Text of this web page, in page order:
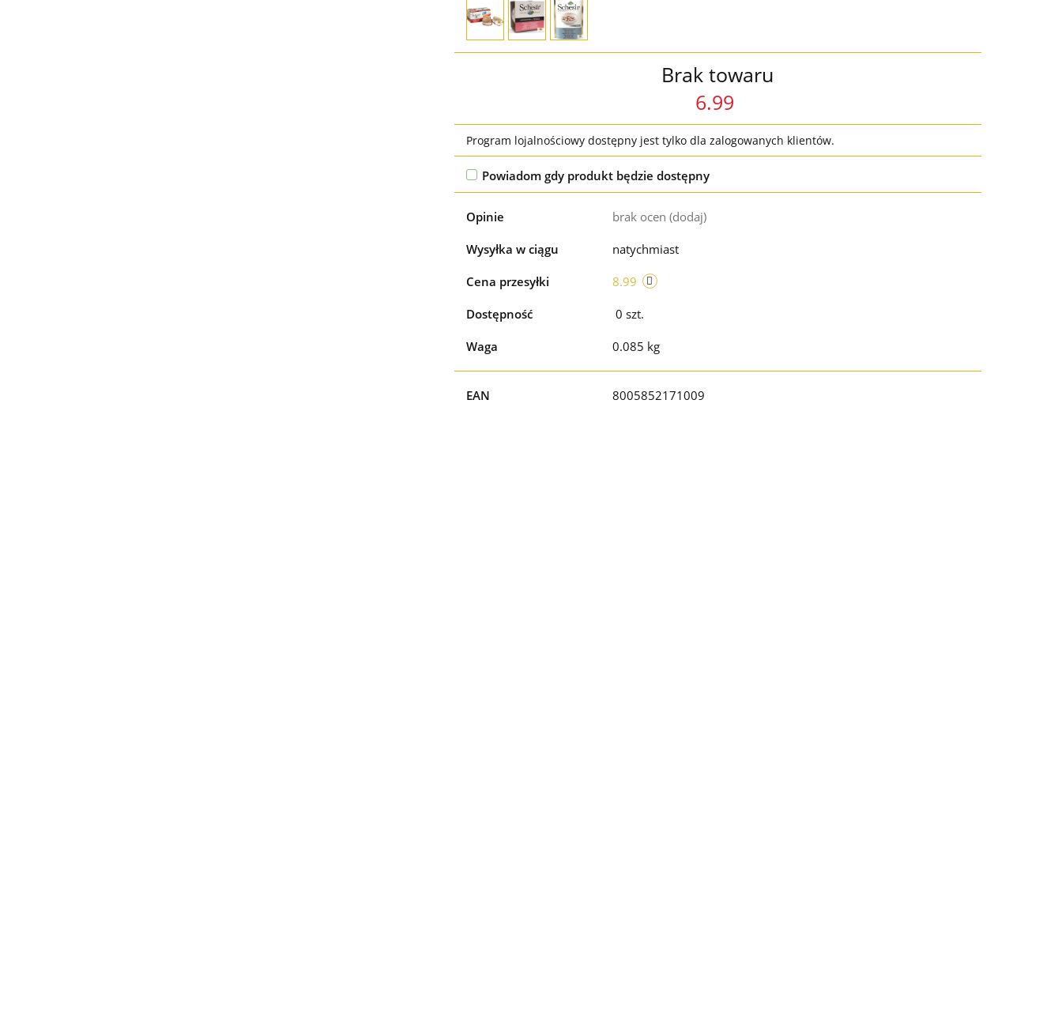
Brak towaru
6.99
Program lojalnościowy dostępny jest tylko dla zalogowanych klientów.
Powiadom gdy produkt będzie dostępny
Opinie brak ocen (dodaj)
Wysyłka w ciągu natychmiast
Cena przesyłki 8.99
Dostępność 0 szt.
Waga 0.085 kg
EAN 8005852171009